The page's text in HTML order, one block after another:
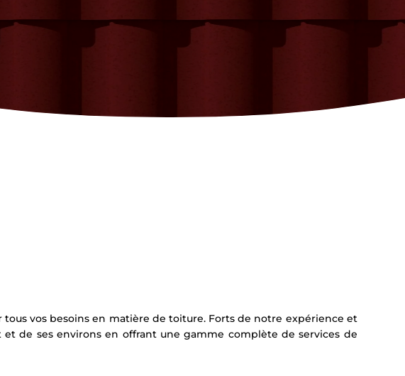
vos besoins en matière de toiture. Forts de notre expérience et
de ses environs en offrant une gamme complète de services de